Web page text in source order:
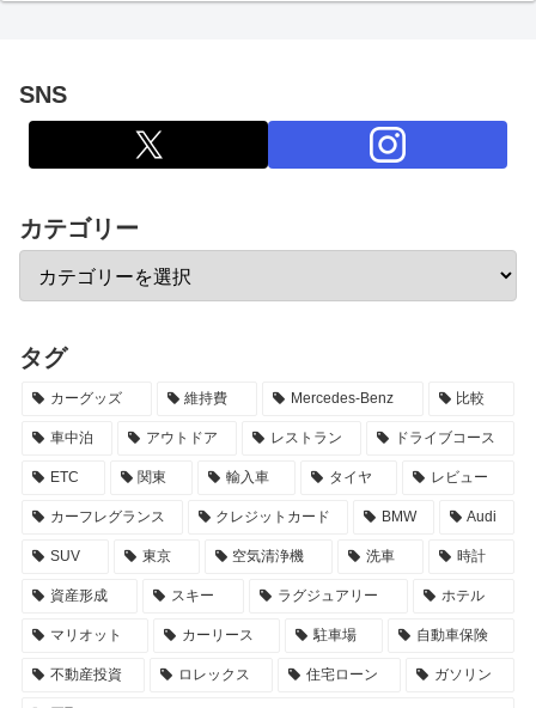
SNS
カテゴリー
タグ
カーグッズ 維持費 Mercedes-Benz 比較
車中泊 アウトドア レストラン ドライブコース
ETC 関東 輸入車 タイヤ レビュー
カーフレグランス クレジットカード BMW Audi
SUV 東京 空気清浄機 洗車 時計
資産形成 スキー ラグジュアリー ホテル
マリオット カーリース 駐車場 自動車保険
不動産投資 ロレックス 住宅ローン ガソリン